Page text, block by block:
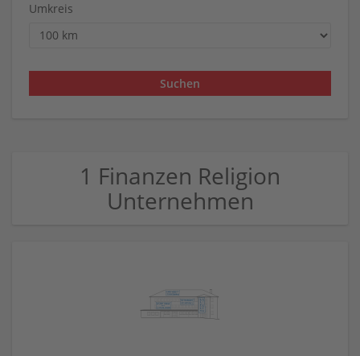
Umkreis
1 Finanzen Religion
Unternehmen